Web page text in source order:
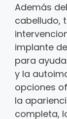
Además
cabelludo,
implante
para
y la
opciones
la
completa,